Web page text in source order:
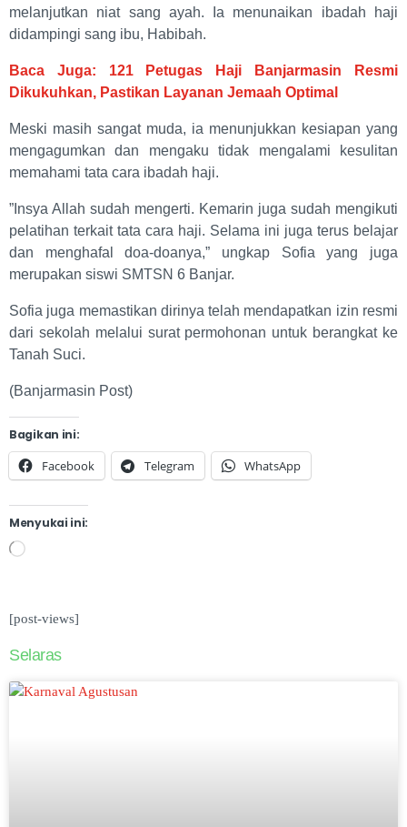
melanjutkan niat sang ayah. Ia menunaikan ibadah haji
didampingi sang ibu, Habibah.
Baca Juga: 121 Petugas Haji Banjarmasin Resmi
Dikukuhkan, Pastikan Layanan Jemaah Optimal
Meski masih sangat muda, ia menunjukkan kesiapan yang
mengagumkan dan mengaku tidak mengalami kesulitan
memahami tata cara ibadah haji.
​”Insya Allah sudah mengerti. Kemarin juga sudah mengikuti
pelatihan terkait tata cara haji. Selama ini juga terus belajar
dan menghafal doa-doanya,” ungkap Sofia yang juga
merupakan siswi SMTSN 6 Banjar.
Sofia juga memastikan dirinya telah mendapatkan izin resmi
dari sekolah melalui surat permohonan untuk berangkat ke
Tanah Suci.
(Banjarmasin Post)
Bagikan ini:
Facebook Telegram WhatsApp
Menyukai ini:
[post-views]
Selaras